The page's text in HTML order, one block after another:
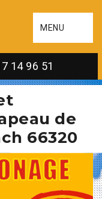
MENU
14 96 51
de
66320